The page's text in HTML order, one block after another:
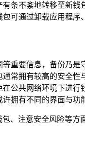
条不紊地转移至新钱
可通过卸载应用程序
重要信息，备份乃
常拥有较高的安全
公共网络环境下进行
拥有不同的界面与功
、注意安全风险等